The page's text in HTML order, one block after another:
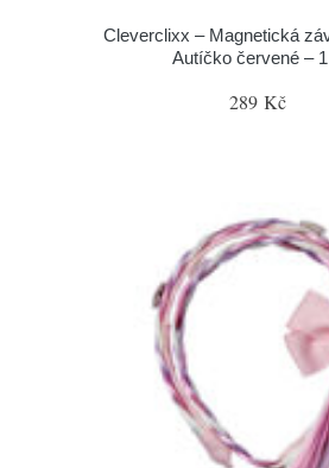
Cleverclixx – Magnetická
Autíčko červené –
289 Kč